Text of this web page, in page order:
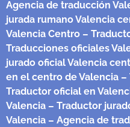
Agencia de traducción
jurada rumano Valencia
Valencia Centro –
Traducciones oficiales
jurado oficial Valencia
en el centro de Valencia –
Traductor oficial en
Valencia – Traductor
Valencia – Agencia de